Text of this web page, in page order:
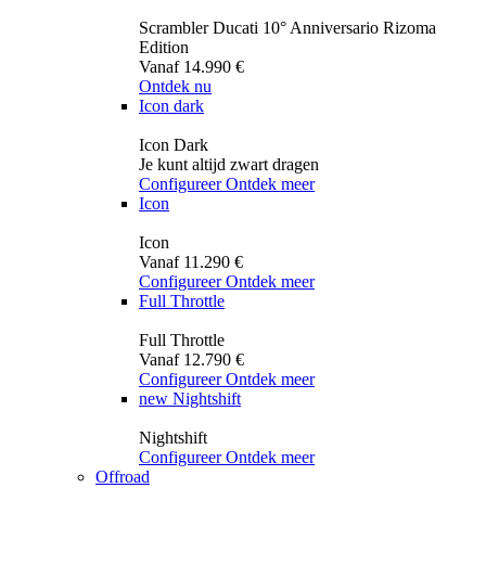
Scrambler Ducati 10° Anniversario Rizoma
Edition
Vanaf 14.990 €
Ontdek nu
Icon dark
Icon Dark
Je kunt altijd zwart dragen
Configureer Ontdek meer
Icon
Icon
Vanaf 11.290 €
Configureer Ontdek meer
Full Throttle
Full Throttle
Vanaf 12.790 €
Configureer Ontdek meer
new Nightshift
Nightshift
Configureer Ontdek meer
Offroad